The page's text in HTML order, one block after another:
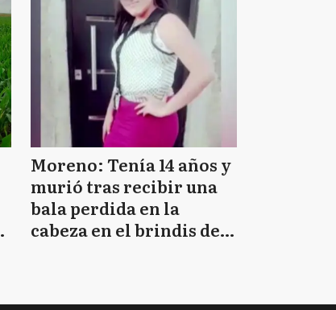
Moreno: Tenía 14 años y
murió tras recibir una
bala perdida en la
cabeza en el brindis de